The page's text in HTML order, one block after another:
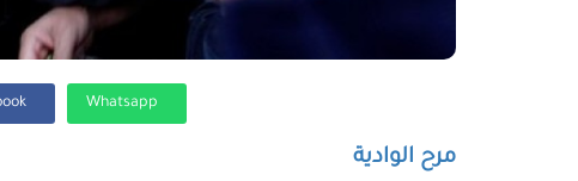
Facebook
مرح الوادية